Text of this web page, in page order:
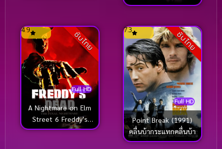
เจาะเวลาหาเจ้าพ่อ
ซับไทย
Full HD
4.9
A Nightmare on Elm
Street 6 Freddy’s
Dead (1991) นิ้วขเมือบ
ซับไทย
Full HD
7.3
Point Break (1991)
คลื่นบ้ากระแทกคลื่นบ้า